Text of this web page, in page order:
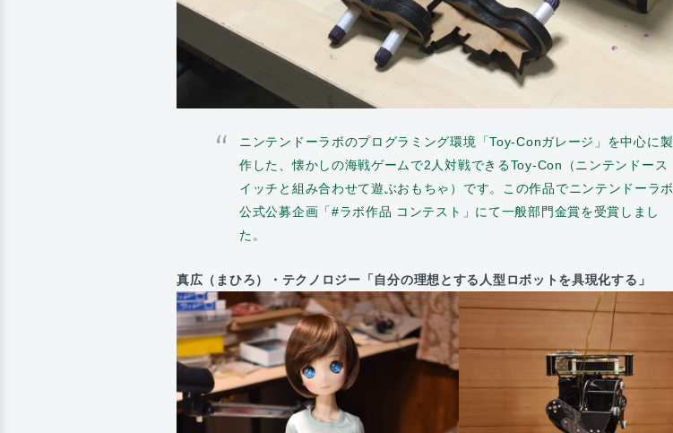
ニンテンドーラボのプログラミング環境「Toy-Conガレージ」を中心に製
作した、懐かしの海戦ゲームで2人対戦できるToy-Con（ニンテンドース
イッチと組み合わせて遊ぶおもちゃ）です。この作品でニンテンドーラボ
公式公募企画「#ラボ作品 コンテスト」にて一般部門金賞を受賞しまし
た。
真広（まひろ）・テクノロジー「自分の理想とする人型ロボットを具現化する」